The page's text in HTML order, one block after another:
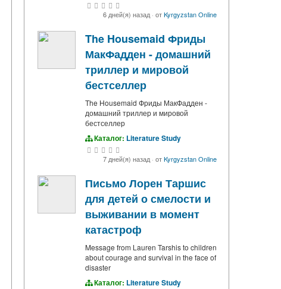
6 дней(я) назад· отKyrgyzstan Online
The Housemaid Фриды
МакФадден - домашний
триллер и мировой
бестселлер
The Housemaid Фриды МакФадден -
домашний триллер и мировой
бестселлер
Каталог: Literature Study
7 дней(я) назад· отKyrgyzstan Online
Письмо Лорен Таршис
для детей о смелости и
выживании в момент
катастроф
Message from Lauren Tarshis to children
about courage and survival in the face of
disaster
Каталог: Literature Study